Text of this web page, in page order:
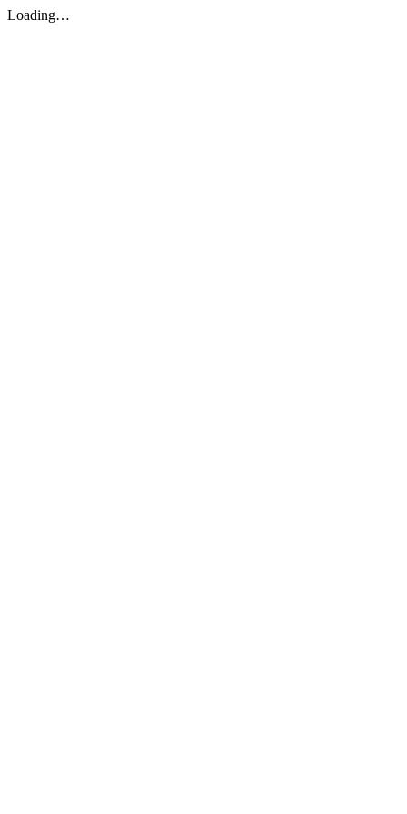
Loading…